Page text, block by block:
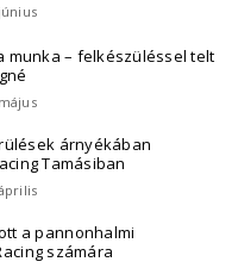
munka – felkészüléssel telt
árnyékában
Tamásiban
a pannonhalmi
számára